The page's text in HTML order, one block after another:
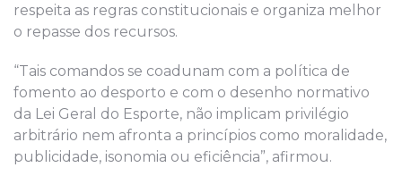
respeita as regras constitucionais e organiza melhor
o repasse dos recursos.
“Tais comandos se coadunam com a política de
fomento ao desporto e com o desenho normativo
da Lei Geral do Esporte, não implicam privilégio
arbitrário nem afronta a princípios como moralidade,
publicidade, isonomia ou eficiência”, afirmou.